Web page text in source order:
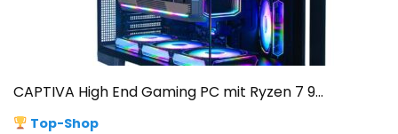
CAPTIVA High End Gaming PC mit Ryzen 7 9...
Top-Shop